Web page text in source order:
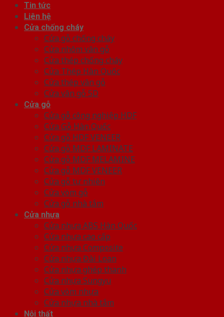
Tin tức
Liên hệ
Cửa chống cháy
Cửa gỗ chống cháy
Cửa nhôm vân gỗ
Cửa thép chống cháy
Cửa Thép Hàn Quốc
Cửa thép vân gỗ
Cửa vân gỗ 5D
Cửa gỗ
Cửa gỗ công nghiệp HDF
Cửa Gỗ Hàn Quốc
Cửa gỗ HDF VENEER
Cửa gỗ MDF LAMINATE
Cửa gỗ MDF MELAMINE
Cửa gỗ MDF VENEER
Cửa gỗ tự nhiên
Cửa vòm gỗ
Cửa gỗ nhà tắm
Cửa nhựa
Cửa nhựa ABS Hàn Quốc
Cửa nhựa cao cấp
Cửa nhựa Composite
Cửa nhựa Đài Loan
Cửa nhựa ghép thanh
Cửa nhựa Sungyu
Cửa vòm nhựa
Cửa nhựa nhà tắm
Nội thất